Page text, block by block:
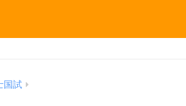
国試